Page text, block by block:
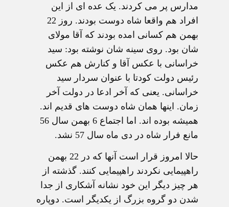
مدارس پر می کردند. یک عده ای از این
افراد هم واقعا شاه دوست بودند. روز 22
بهمن هم کسانی امده بودند که آقا مولای
شان بود. روی سینه شان نوشته بود: سید
خراسانی با عکس آقا و کنارش هم عکس
رئیس دولت کودتا با عنوان سردار سید
خراسانی. یعنی که آخر ادعا در دولت آخر
زمان. اینها همان شاه دوست های قدیم اند.
همیشه بوده اند. اما اجتماع 6 بهمن سال 56
مانع فرار شاه در دی ماه سال 57 نشد.
حالا امروز قرار است آنها که در 22 بهمن
راهپیمایی نکردند راهپیمایی کنند. گذشته از
هر چیز دیگر این خود نشانه آشکاری از جدا
شدن دو گروه بزرگ از یکدیگر است. دوپاره